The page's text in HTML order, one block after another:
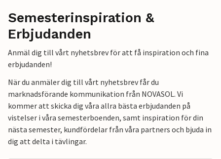
Semesterinspiration &
Erbjudanden
Anmäl dig till vårt nyhetsbrev för att få inspiration och fina
erbjudanden!
När du anmäler dig till vårt nyhetsbrev får du
marknadsförande kommunikation från NOVASOL. Vi
kommer att skicka dig våra allra bästa erbjudanden på
vistelser i våra semesterboenden, samt inspiration för din
nästa semester, kundfördelar från våra partners och bjuda in
dig att delta i tävlingar.